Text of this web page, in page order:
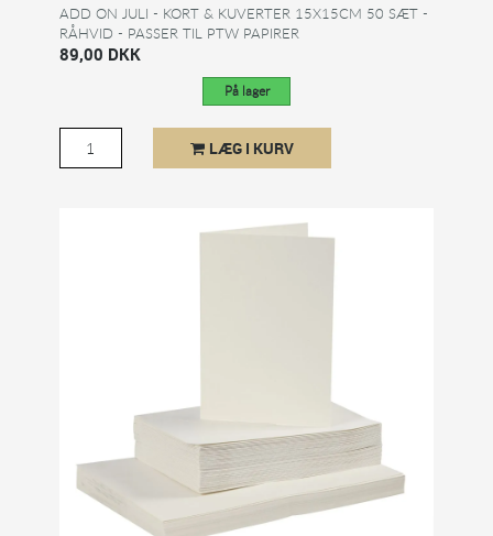
ADD ON JULI - KORT & KUVERTER 15X15CM 50 SÆT -
RÅHVID - PASSER TIL PTW PAPIRER
89,00 DKK
På lager
LÆG I KURV